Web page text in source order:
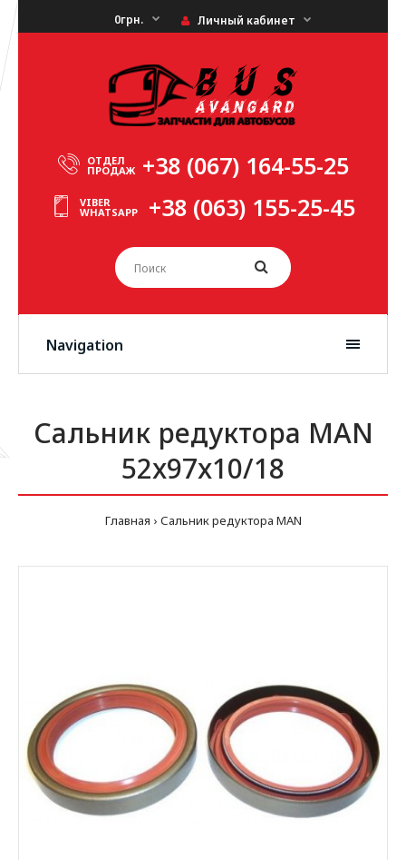
0грн. Личный кабинет
ОТДЕЛ
ПРОДАЖ +38 (067) 164-55-25
VIBER
WHATSAPP +38 (063) 155-25-45
Navigation
Сальник редуктора MAN
52x97x10/18
Главная Сальник редуктора MAN